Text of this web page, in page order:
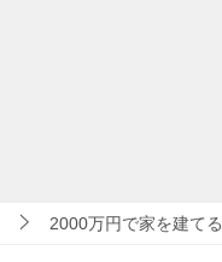
2000万円で家を建てる